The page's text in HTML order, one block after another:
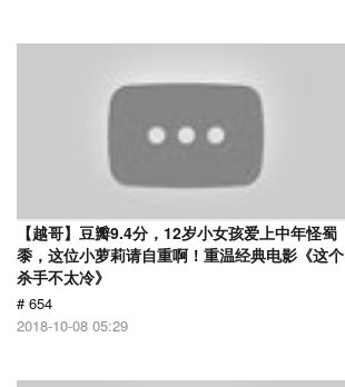
【越哥】豆瓣9.4分，12岁小女孩爱上中年怪蜀
黍，这位小萝莉请自重啊！重温经典电影《这个
杀手不太冷》
# 654
2018-10-08 05:29